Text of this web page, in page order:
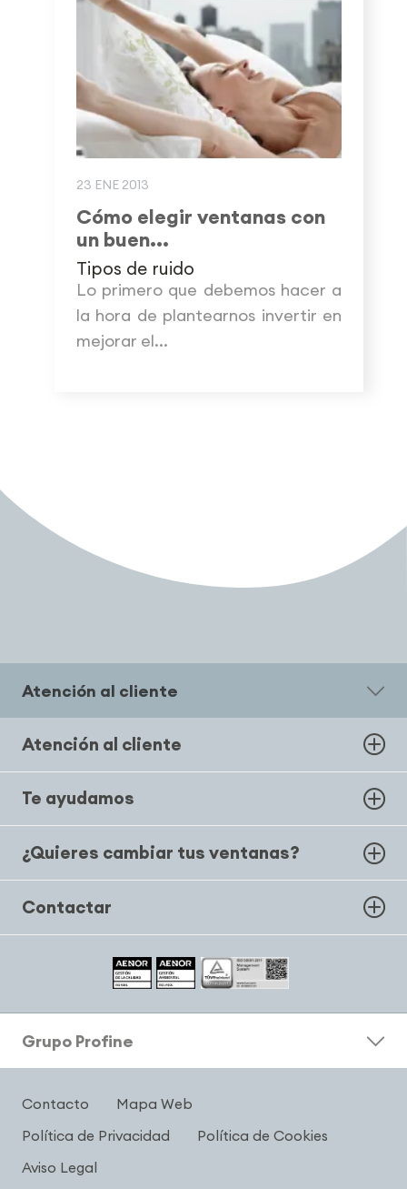
23 ENE 2013
Cómo elegir ventanas con
un buen...
Tipos de ruido
Lo primero que debemos hacer a
la hora de plantearnos invertir en
mejorar el...
Atención al cliente
Atención al cliente
Te ayudamos
¿Quieres cambiar tus ventanas?
Contactar
Grupo Profine
Contacto
Mapa Web
Política de Privacidad
Política de Cookies
Aviso Legal